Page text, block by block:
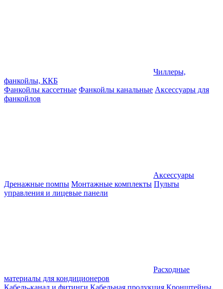
Чиллеры,
фанкойлы, ККБ
Фанкойлы кассетные Фанкойлы канальные Аксессуары для
фанкойлов
Аксессуары
Дренажные помпы Монтажные комплекты Пульты
управления и лицевые панели
Расходные
материалы для кондиционеров
Кабель-канал и фитинги Кабельная продукция Кронштейны,